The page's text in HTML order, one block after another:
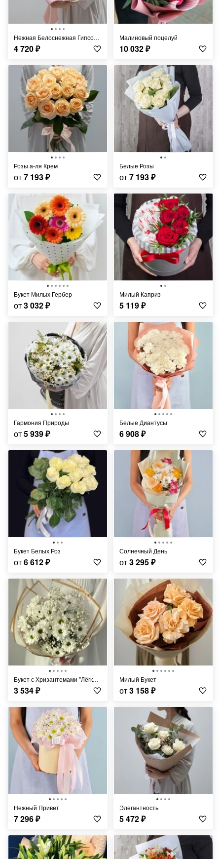
Нежная Белоснежная Гипсофила
4 720₽
Малиновый поцелуй
10 032₽
Розы а-ля Крем
от7 193₽
Белые Розы
от7 193₽
Букет Милых Гербер
от3 032₽
Милый Каприз
5 119₽
Гармония Природы
от5 939₽
Белые Диантусы
6 908₽
Букет Белых Роз
от6 612₽
Солнечный День
от3 295₽
Букет с Хризантемами "Лёгкий Ветерок"
3 534₽
Милый Букет
от3 158₽
Нежный Привет
7 296₽
Элегантность
5 472₽